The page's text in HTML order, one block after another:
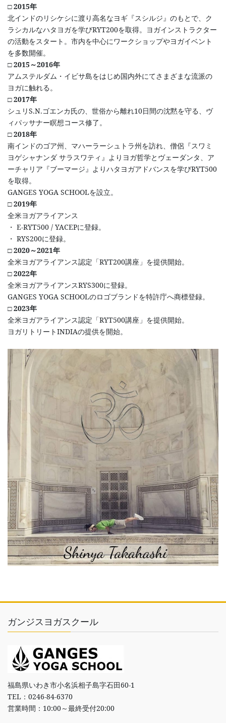
□ 2015年
北インドのリシケシに渡り高名なヨギ『スシルジ』のもとで、ク
ラシカルなハタヨガを学びRYT200を取得。ヨガインストラクター
の活動をスタート。市内を中心にワークショップやヨガイベント
を多数開催。
□ 2015～2016年
アムステルダム・イビサ島をはじめ国内外にてさまざまな流派の
ヨガに触れる。
□ 2017年
シュリS.N.ゴエンカ氏の、世俗から離れ10日間の沈黙を守る、ヴ
ィパッサナー瞑想コース修了。
□ 2018年
南インドのゴア州、マハーラーシュトラ州を訪れ、僧侶『スワミ
ヨゲシャナンダ サラスワティ』よりヨガ哲学とヴェーダンタ、ア
ーチャリア『ブーマージ』よりハタヨガアドバンスを学びRYT500
を取得。
GANGES YOGA SCHOOLを設立。
□ 2019年
全米ヨガアライアンス
・ E-RYT500 / YACEPに登録。
・ RYS200に登録。
□ 2020～2021年
全米ヨガアライアンス認定「RYT200講座」を提供開始。
□ 2022年
全米ヨガアライアンスRYS300に登録。
GANGES YOGA SCHOOLのロゴブランドを特許庁へ商標登録。
□2023年
全米ヨガアライアンス認定「RYT500講座」を提供開始。
ヨガリトリートINDIAの提供を開始。
ガンジスヨガスクール
福島県いわき市小名浜相子島字石田60-1
TEL：0246-84-6370
営業時間：10:00～最終受付20:00